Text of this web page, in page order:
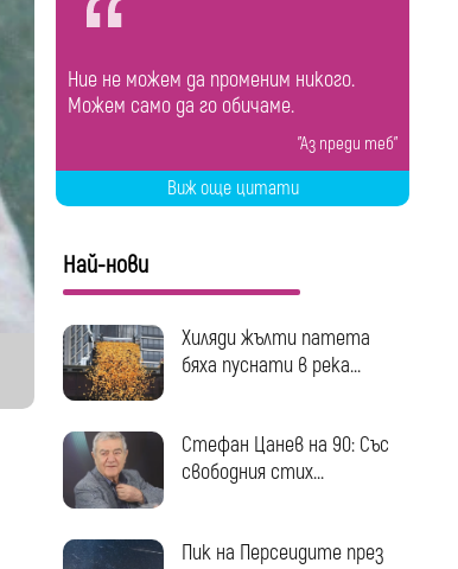
Ние не можем да променим никого.
Можем само да го обичаме.
"Аз преди теб"
Виж още цитати
Най-нови
Хиляди жълти патета
бяха пуснати в река...
Стефан Цанев на 90: Със
свободния стих...
Пик на Персеидите през